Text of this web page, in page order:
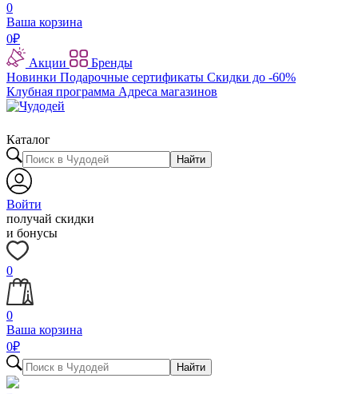
0
Ваша корзина
0₽
Акции
Бренды
Новинки Подарочные сертификаты Скидки до -60%
Клубная программа Адреса магазинов
Каталог
Найти
Войти
получай скидки
и бонусы
0
0
Ваша корзина
0₽
Найти